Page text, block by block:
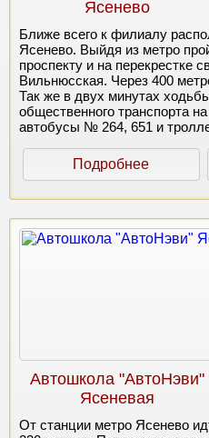
Ясенево
Ближе всего к филиалу
Ясенево. Выйдя из метро
проспекту и на перекрестке
Вильнюсская. Через 400
Так же в двух минутах
общественного транспорта
автобусы № 264, 651 и
Подробнее
Автошкола "АвтоНэви"
Ясеневая
От станции метро Ясенево